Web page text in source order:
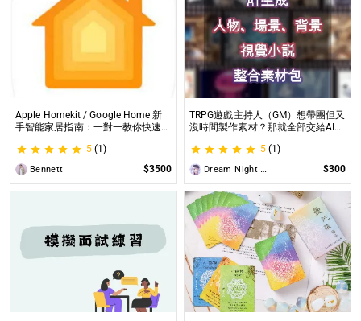
Apple Homekit / Google Home 新
手智能家居指南：一對一教你快速入
在線解答，輕鬆打造理想的智慧生活
5 (1)
Bennett $3500
TRPG遊戲主持人（GM）想帶團但又
沒時間製作素材？那就全部交給AI來
TRPG主持人（GM）們所開設的項
目，主要是為了讓主持人能少準備一
些東西。
5 (1)
Dream Night Butterfly $300